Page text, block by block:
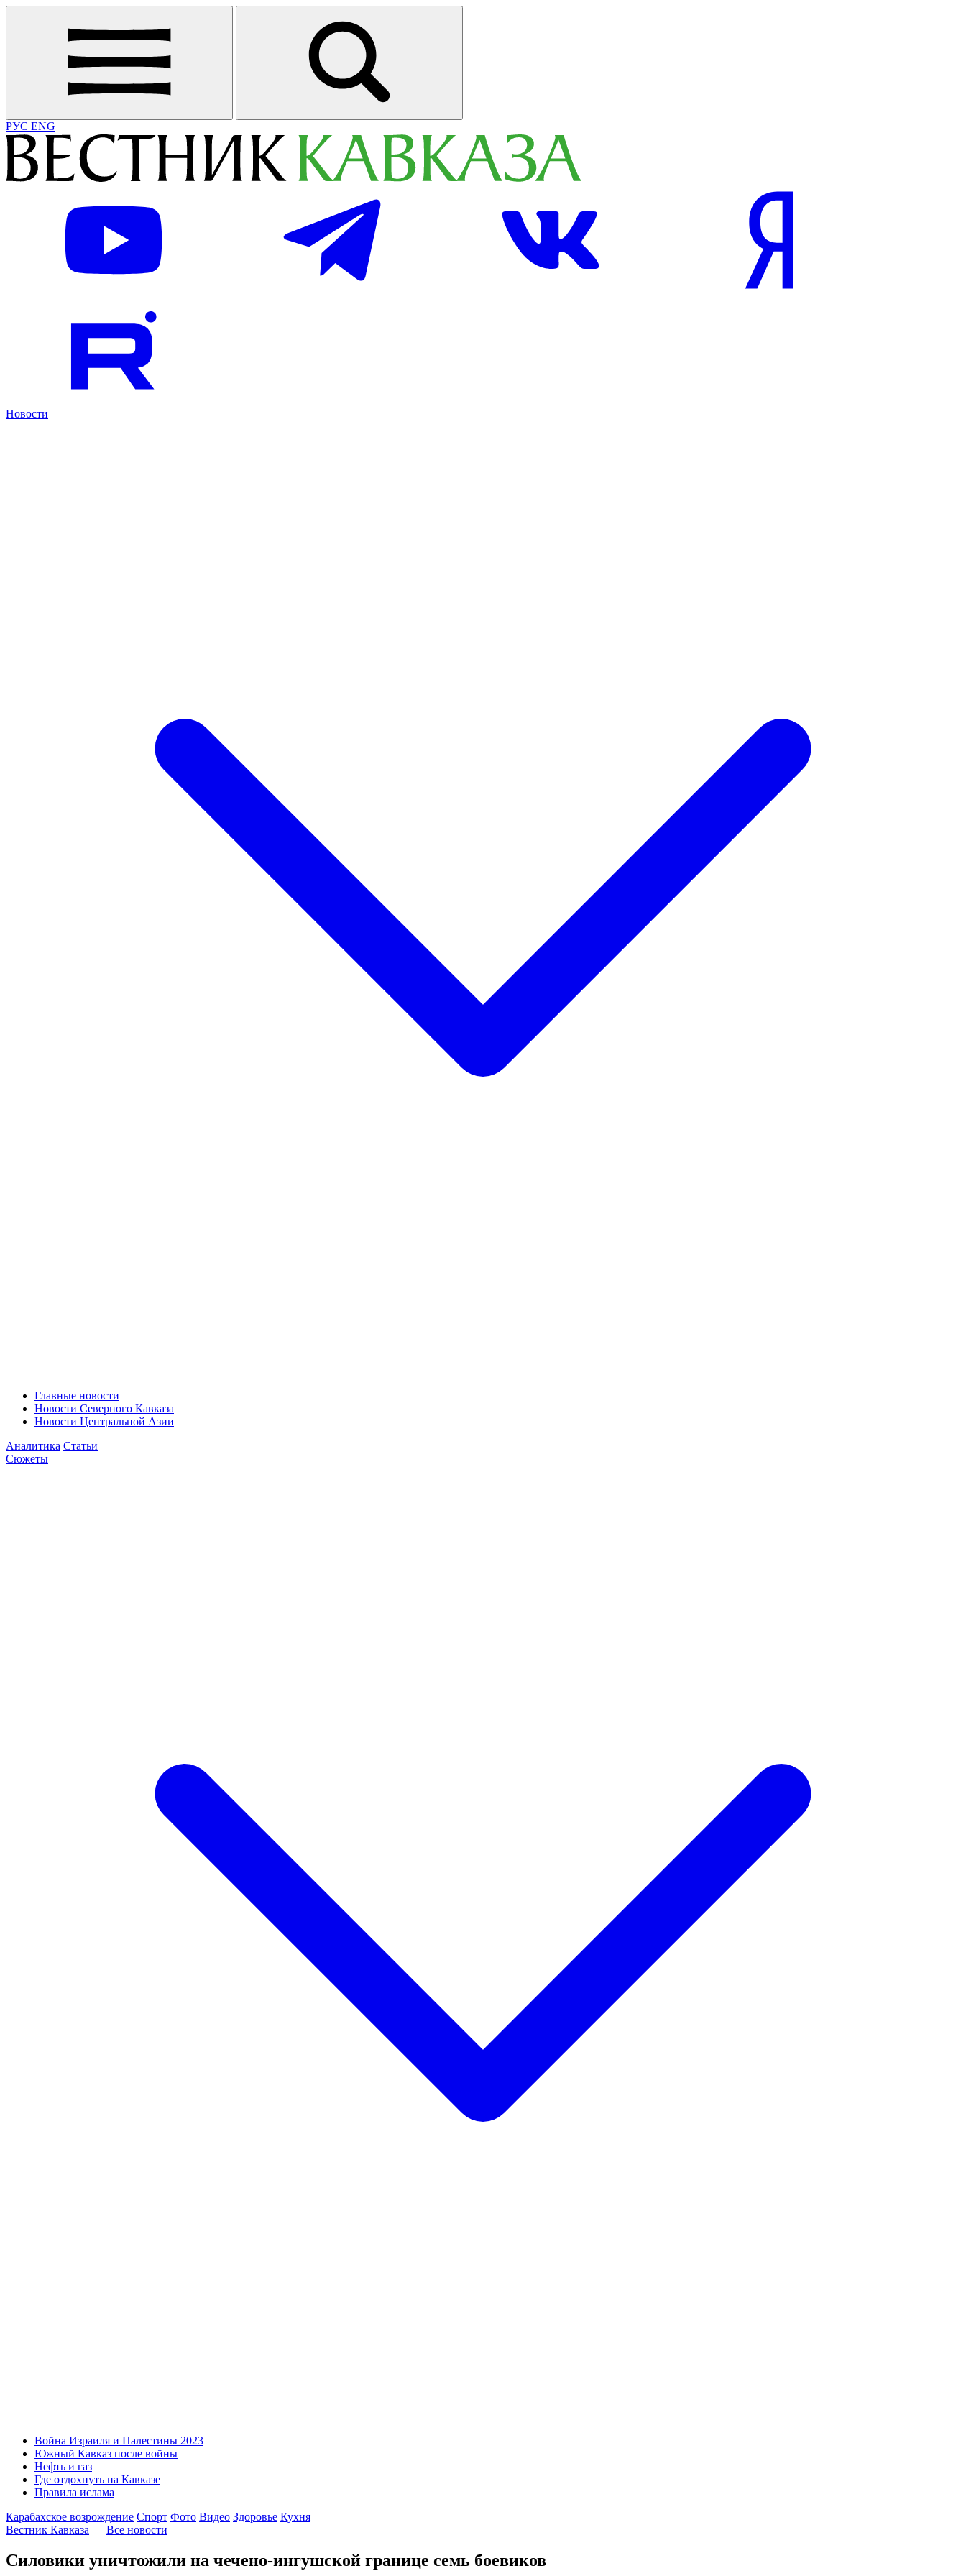
РУС ENG
Новости
Главные новости
Новости Северного Кавказа
Новости Центральной Азии
Аналитика Статьи
Сюжеты
Война Израиля и Палестины 2023
Южный Кавказ после войны
Нефть и газ
Где отдохнуть на Кавказе
Правила ислама
Карабахское возрождение Спорт Фото Видео Здоровье Кухня
Вестник Кавказа — Все новости
Силовики уничтожили на чечено-ингушской границе семь боевиков